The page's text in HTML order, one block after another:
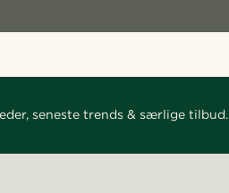
seneste trends & særlige tilbud.